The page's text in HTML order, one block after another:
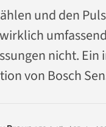
und den
nicht.
von Bosch